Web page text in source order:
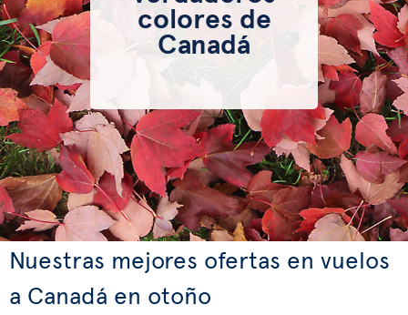
colores de
Canadá
Nuestras mejores ofertas en vuelos
a Canadá en otoño